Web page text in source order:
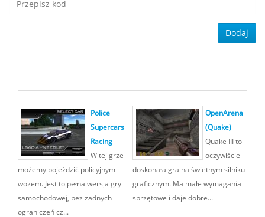
Dodaj
Police
Supercars
Racing
W tej grze
możemy pojeździć policyjnym
wozem. Jest to pełna wersja gry
samochodowej, bez żadnych
ograniczeń cz...
OpenArena
(Quake)
Quake III to
oczywiście
doskonała gra na świetnym silniku
graficznym. Ma małe wymagania
sprzętowe i daje dobre...